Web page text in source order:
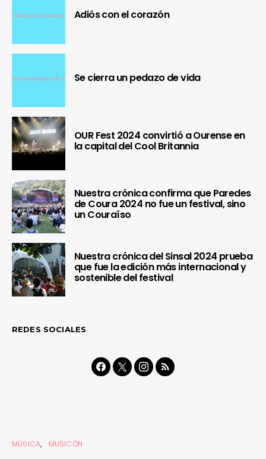
Adiós con el corazón
Se cierra un pedazo de vida
OUR Fest 2024 convirtió a Ourense en
la capital del Cool Britannia
Nuestra crónica confirma que Paredes
de Coura 2024 no fue un festival, sino
un Couraíso
Nuestra crónica del Sinsal 2024 prueba
que fue la edición más internacional y
sostenible del festival
REDES SOCIALES
MÚSICA MUSICÓN